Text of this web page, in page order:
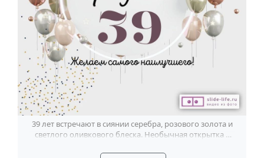
39 лет встречают в сиянии серебра, розового золота и
светлого оливкового блеска. Необычная открытка с